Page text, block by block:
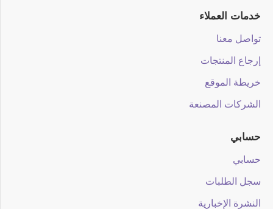
خدمات العملاء
تواصل معنا
إرجاع المنتجات
خريطة الموقع
الشركات المصنعة
حسابي
حسابي
سجل الطلبات
النشرة الإخبارية